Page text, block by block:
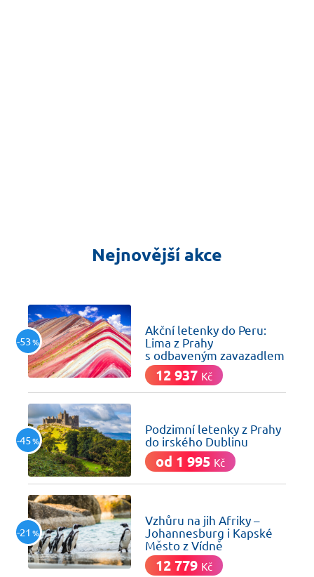
Nejnovější akce
-53%
Akční letenky do Peru:
Lima z Prahy
s odbaveným zavazadlem
12 937 Kč
-45%
Podzimní letenky z Prahy
do irského Dublinu
od 1 995 Kč
-21 %
Vzhůru na jih Afriky –
Johannesburg i Kapské
Město z Vídně
12 779 Kč